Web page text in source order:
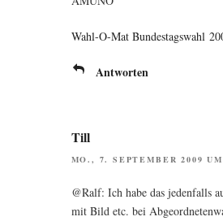
Wahl-O-Mat Bun­des­tags­wahl
Antworten
Till
MO., 7. SEPTEMBER 2009
@Ralf: Ich habe das jeden­falls
mit Bild etc. bei